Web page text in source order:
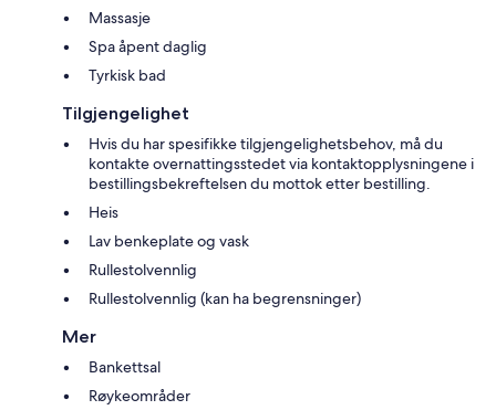
Massasje
Spa åpent daglig
Tyrkisk bad
Tilgjengelighet
Hvis du har spesifikke tilgjengelighetsbehov, må du
kontakte overnattingsstedet via kontaktopplysningene i
bestillingsbekreftelsen du mottok etter bestilling.
Heis
Lav benkeplate og vask
Rullestolvennlig
Rullestolvennlig (kan ha begrensninger)
Mer
Bankettsal
Røykeområder